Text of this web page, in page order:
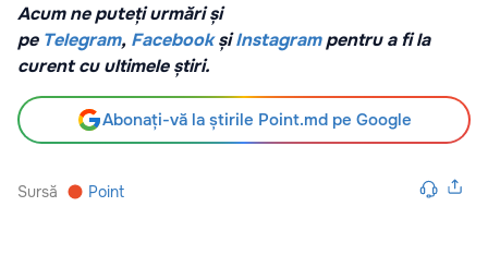
Acum ne puteți urmări și
pe Telegram, Facebook șiInstagrampentru a fi la
curent cu ultimele știri.
Abonați-vă la știrile Point.md pe Google
Sursă Point